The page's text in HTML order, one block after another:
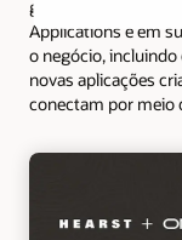
governança e o
Applications e em
o negócio,
novas aplicações
conectam por meio